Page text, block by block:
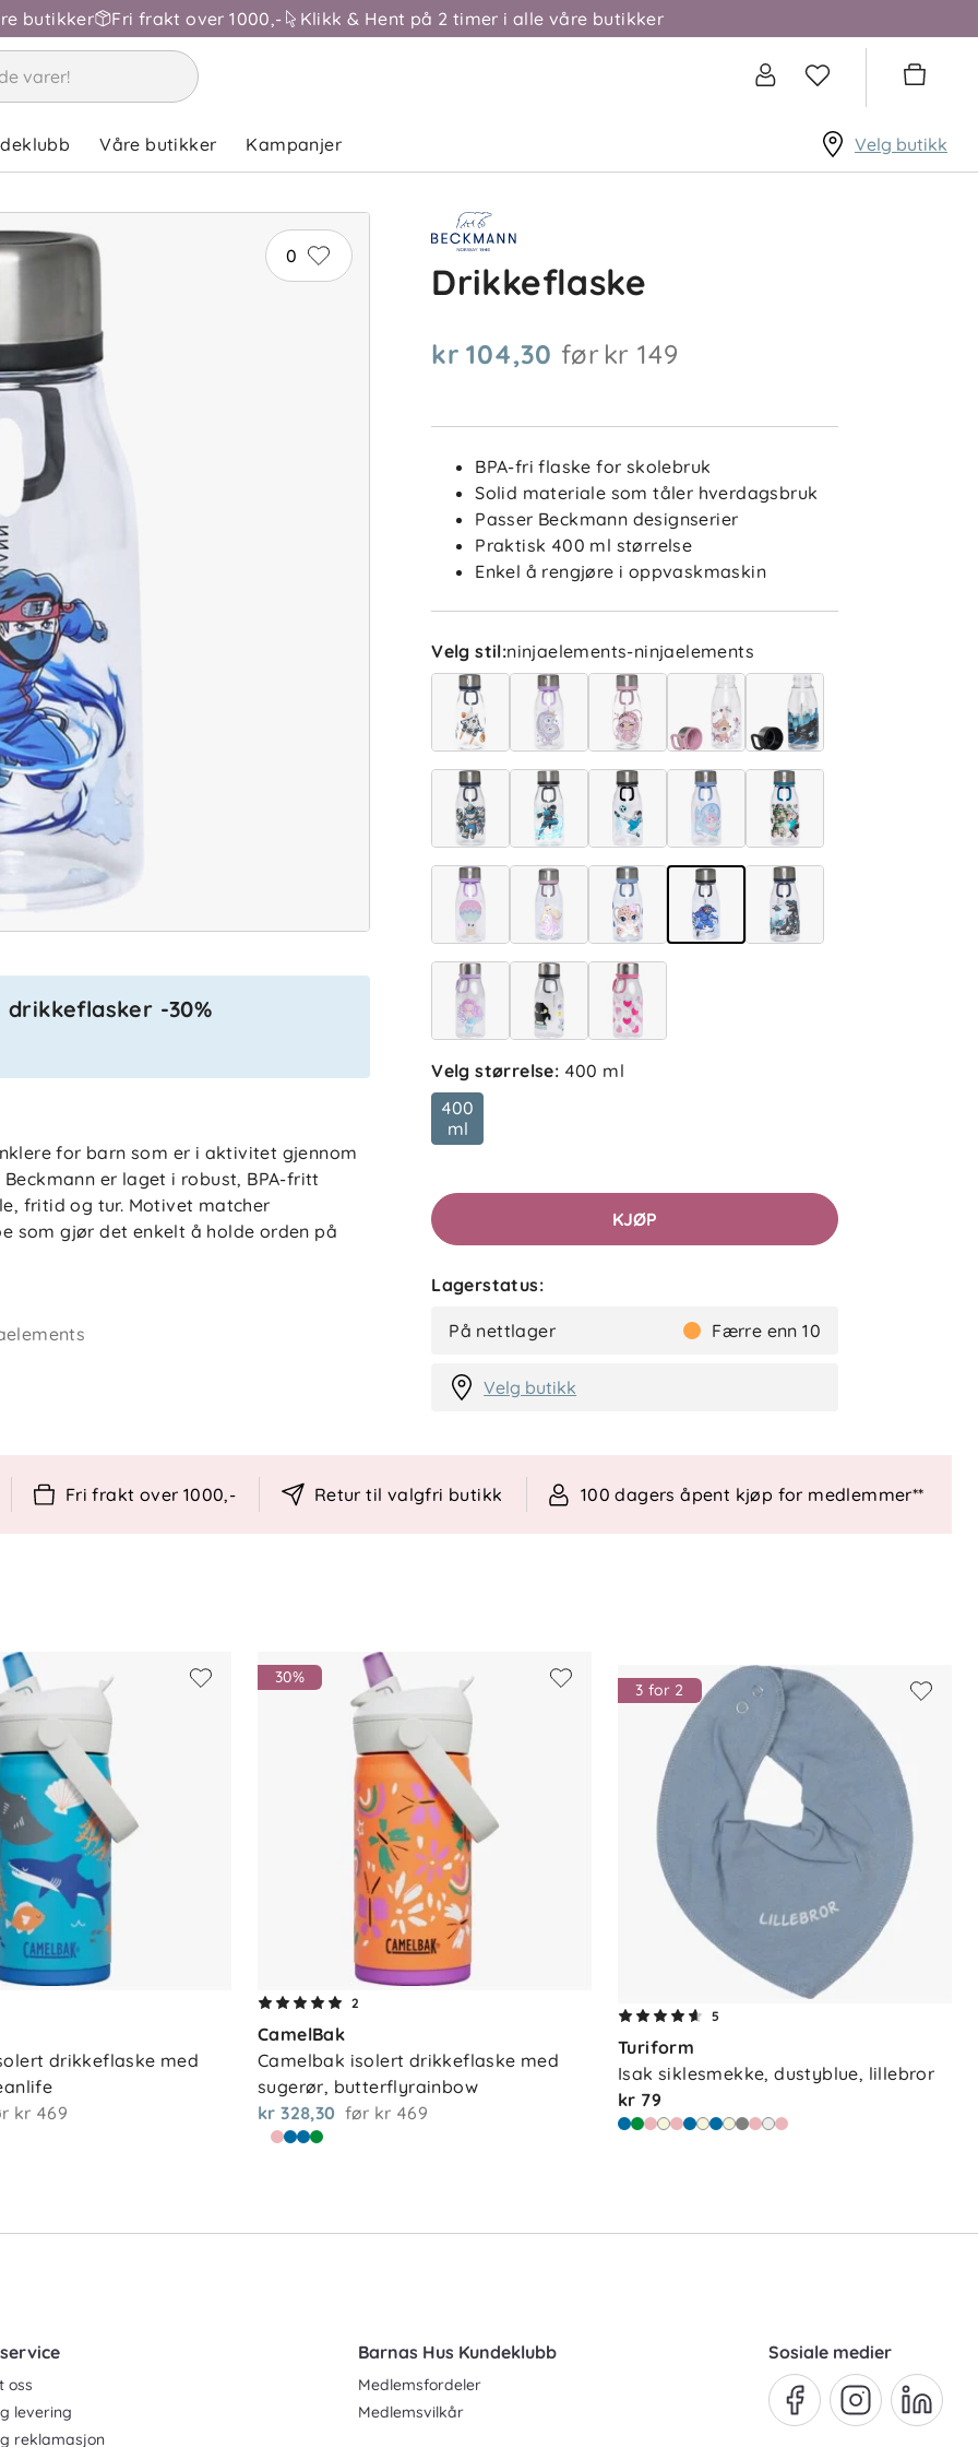
butikker Fri frakt over 1000,- Klikk & Hent på 2 timer i alle våre butikker
Våre butikker Kampanjer Velg butikk
0
drikkeflasker -30%
for barn som er i aktivitet gjennom
er laget i robust, BPA-fritt
fritid og tur. Motivet matcher
som gjør det enkelt å holde orden på
bruk, slik at den er lett å holde ren
serier.
Drikkeflaske
kr 104,30 før kr 149
BPA-fri flaske for skolebruk
Solid materiale som tåler hverdagsbruk
Passer Beckmann designserier
Praktisk 400 ml størrelse
Enkel å rengjøre i oppvaskmaskin
Velg stil:ninjaelements-ninjaelements
Velg størrelse: 400 ml
400
ml
KJØP
Lagerstatus:
På nettlager Færre enn 10
Velg butikk
Fri frakt over 1000,- Retur til valgfri butikk 100 dagers åpent kjøp for medlemmer**
drikkeflaske med
kr 469
30%
2
CamelBak
Camelbak isolert drikkeflaske med
sugerør, butterflyrainbow
kr 328,30 før kr 469
3 for 2
5
Turiform
Isak siklesmekke, dustyblue, lillebror
kr 79
oss
levering
reklamasjon
Barnas Hus Kundeklubb
Medlemsfordeler
Medlemsvilkår
Sosiale medier